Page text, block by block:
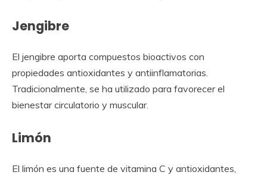
Jengibre
El jengibre aporta compuestos bioactivos con
propiedades antioxidantes y antiinflamatorias.
Tradicionalmente, se ha utilizado para favorecer el
bienestar circulatorio y muscular.
Limón
El limón es una fuente de vitamina C y antioxidantes,